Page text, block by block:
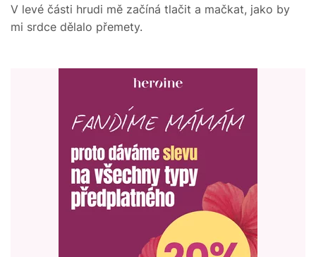
V levé části hrudi mě začíná tlačit a mačkat, jako by
mi srdce dělalo přemety.